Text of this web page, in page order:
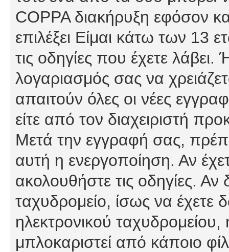
COPPA διακήρυξη εφόσον
επιλέξει Είμαι κάτω των 13
τις οδηγίες που έχετε λάβει.
λογαριασμός σας να
απαιτούν όλες οι νέες
είτε από τον διαχειριστή
Μετά την εγγραφή σας,
αυτή η ενεργοποίηση. Αν
ακολουθήστε τις οδηγίες. Αν
ταχυδρομείο, ίσως να έχετε
ηλεκτρονικού ταχυδρομείου,
μπλοκαριστεί από κάποιο